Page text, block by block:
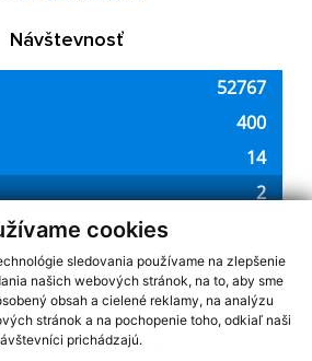
cookies
sledovania používame na zlepšenie
našich webových stránok, na to, aby sme
obsah a cielené reklamy, na analýzu
stránok a na pochopenie toho, odkiaľ naši
prichádzajú.
Návštevnosť
aktuálnych informácií s využitím RSS
ECHELON 2,Mapa stránok,web portál
s.r.o.,domény,registrácia domény